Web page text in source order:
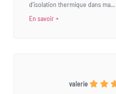
d'isolation thermique dans ma...
En savoir +
valerie